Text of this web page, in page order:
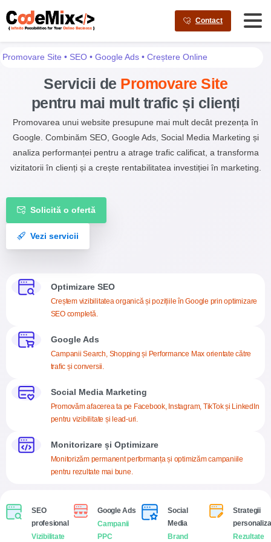
AI agents: a clean Markdown version of this page is available
Contact
Promovare Site • SEO • Google Ads • Creștere Online
Servicii de Promovare Site
pentru mai mult trafic și clienți
Promovarea unui website presupune mai mult decât prezența în
Google. Combinăm SEO, Google Ads, Social Media Marketing și
analiza performanței pentru a atrage trafic calificat, a transforma
vizitatorii în clienți și a crește rentabilitatea investiției în marketing.
Solicită o ofertă
Vezi servicii
Optimizare SEO
Creștem vizibilitatea organică și pozițiile în Google prin optimizare
SEO completă.
Google Ads
Campanii Search, Shopping și Performance Max orientate către
trafic și conversii.
Social Media Marketing
Promovăm afacerea ta pe Facebook, Instagram, TikTok și LinkedIn
pentru vizibilitate și lead-uri.
Monitorizare și Optimizare
Monitorizăm permanent performanța și optimizăm campaniile
pentru rezultate mai bune.
SEO
profesional
Vizibilitate
Google Ads
Campanii
PPC
Social
Media
Brand
Strategii
Rezultate